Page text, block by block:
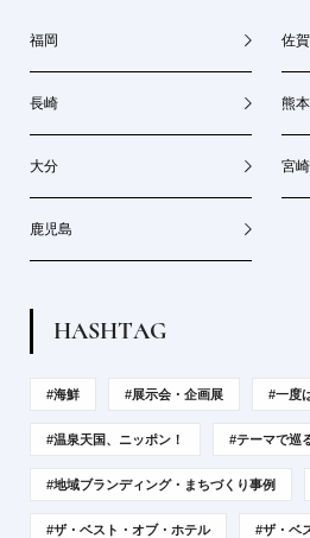
福岡 佐賀
長崎 熊本
大分 宮崎
鹿児島
HASHTAG
#海鮮 #展示会・企画展 #一度
#温泉天国、ニッポン！ #テーマで巡
#地域ブランディング・まちづくり事例
#ザ・ベスト・オブ・ホテル #ザ・ベ